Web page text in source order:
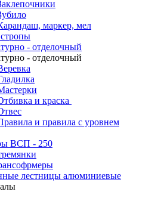
маркер, мел
- отделочный
- отделочный
и краска
и правила с уровнем
ВСП - 250
лестницы алюминиевые